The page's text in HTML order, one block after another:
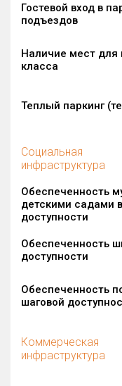
Гостевой вход в
подъездов
Наличие мест для
класса
Теплый паркинг
Социальная
инфраструктура
Обеспеченность
детскими садами
доступности
Обеспеченность
доступности
Обеспеченность
шаговой
Коммерческая
инфраструктура